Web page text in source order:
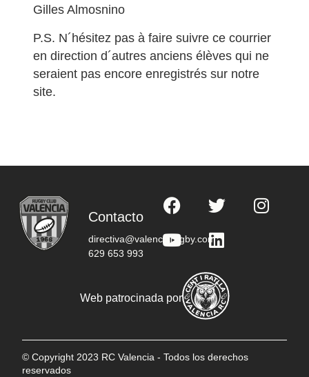
Gilles Almosnino
P.S. N´hésitez pas à faire suivre ce courrier
en direction d´autres anciens élèves qui ne
seraient pas encore enregistrés sur notre
site.
Contacto
directiva@valenciarugby.com
629 653 993
Web patrocinada por
© Copyright 2023 RC Valencia - Todos los derechos
reservados